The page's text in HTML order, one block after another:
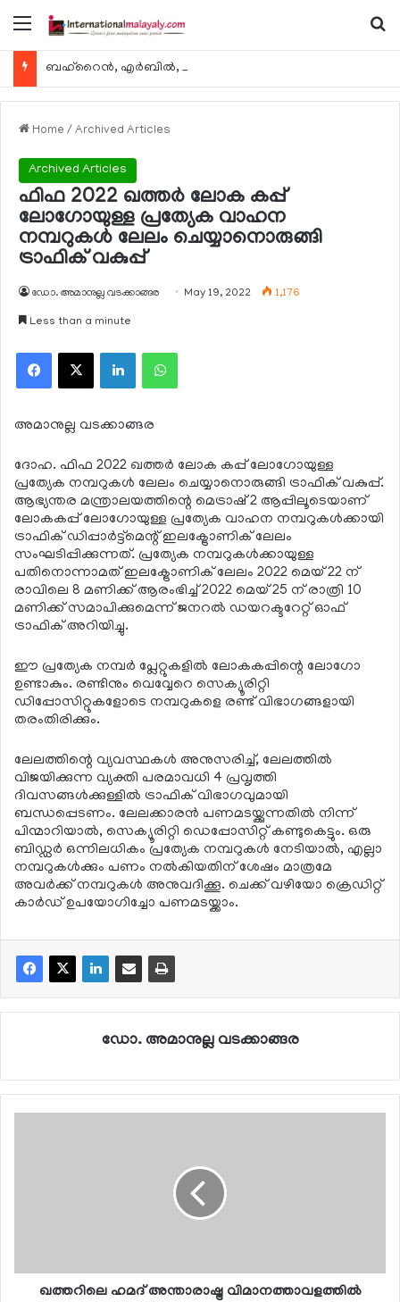
Menu
Home / Archived Articles
Archived Articles
ഫിഫ 2022 ഖത്തര്‍ ലോക കപ്പ്
ലോഗോയുള്ള പ്രത്യേക വാഹന
നമ്പറുകള്‍ ലേലം ചെയ്യാനൊരുങ്ങി
ട്രാഫിക് വകുപ്പ്
ഡോ. അമാനുല്ല വടക്കാങ്ങര May 19, 2022 1,176
Less than a minute
Facebook
X LinkedInWhatsApp
അമാനുല്ല വടക്കാങ്ങര
ദോഹ. ഫിഫ 2022 ഖത്തര്‍ ലോക കപ്പ് ലോഗോയുള്ള
പ്രത്യേക നമ്പറുകള്‍ ലേലം ചെയ്യാനൊരുങ്ങി ട്രാഫിക് വകുപ്പ്.
ആഭ്യന്തര മന്ത്രാലയത്തിന്റെ മെട്രാഷ് 2 ആപ്പിലൂടെയാണ്
ലോകകപ്പ് ലോഗോയുള്ള പ്രത്യേക വാഹന നമ്പറുകള്‍ക്കായി
ട്രാഫിക് ഡിപ്പാര്‍ട്ട്‌മെന്റ് ഇലക്ട്രോണിക് ലേലം
സംഘടിപ്പിക്കുന്നത്. പ്രത്യേക നമ്പറുകള്‍ക്കായുള്ള
പതിനൊന്നാമത് ഇലക്ട്രോണിക് ലേലം 2022 മെയ് 22 ന്
രാവിലെ 8 മണിക്ക് ആരംഭിച്ച് 2022 മെയ് 25 ന് രാത്രി 10
മണിക്ക് സമാപിക്കുമെന്ന് ജനറല്‍ ഡയറക്ടറേറ്റ് ഓഫ്
ട്രാഫിക് അറിയിച്ചു.
ഈ പ്രത്യേക നമ്പര്‍ പ്ലേറ്റുകളില്‍ ലോകകപ്പിന്റെ ലോഗോ
ഉണ്ടാകും. രണ്ടിനും വെവ്വേറെ സെക്യൂരിറ്റി
ഡിപ്പോസിറ്റുകളോടെ നമ്പറുകളെ രണ്ട് വിഭാഗങ്ങളായി
തരംതിരിക്കും.
ലേലത്തിന്റെ വ്യവസ്ഥകള്‍ അനുസരിച്ച്, ലേലത്തില്‍
വിജയിക്കുന്ന വ്യക്തി പരമാവധി 4 പ്രവൃത്തി
ദിവസങ്ങള്‍ക്കുള്ളില്‍ ട്രാഫിക് വിഭാഗവുമായി
ബന്ധപ്പെടണം. ലേലക്കാരന്‍ പണമടയ്ക്കുന്നതില്‍ നിന്ന്
പിന്മാറിയാല്‍, സെക്യൂരിറ്റി ഡെപ്പോസിറ്റ് കണ്ടുകെട്ടും. ഒരു
ബിഡ്ഡര്‍ ഒന്നിലധികം പ്രത്യേക നമ്പറുകള്‍ നേടിയാല്‍, എല്ലാ
നമ്പറുകള്‍ക്കും പണം നല്‍കിയതിന് ശേഷം മാത്രമേ
അവര്‍ക്ക് നമ്പറുകള്‍ അനുവദിക്കൂ. ചെക്ക് വഴിയോ ക്രെഡിറ്റ്
കാര്‍ഡ് ഉപയോഗിച്ചോ പണമടയ്ക്കാം.
ഡോ. അമാനുല്ല വടക്കാങ്ങര
ഖത്തറിലെ ഹമദ് അന്താരാഷ്ട്ര വിമാനത്താവളത്തില്‍